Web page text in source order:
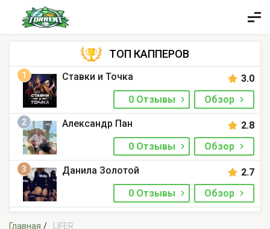
ТОП КАППЕРОВ
1 Ставки и Точка
3.0
0 Отзывы
Обзор
2 Александр Пан
2.8
0 Отзывы
Обзор
3 Данила Золотой
2.7
0 Отзывы
Обзор
Главная LIFER